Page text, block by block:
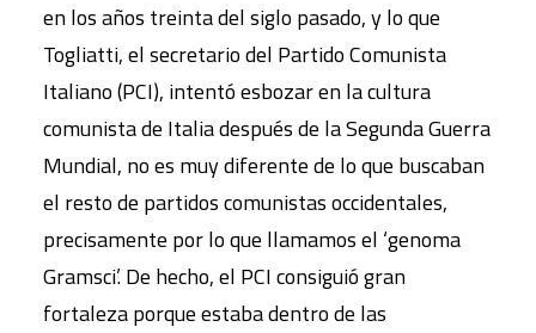
en los años treinta del siglo pasado, y lo que
Togliatti, el secretario del Partido Comunista
Italiano (PCI), intentó esbozar en la cultura
comunista de Italia después de la Segunda Guerra
Mundial, no es muy diferente de lo que buscaban
el resto de partidos comunistas occidentales,
precisamente por lo que llamamos el ‘genoma
Gramsci’. De hecho, el PCI consiguió gran
fortaleza porque estaba dentro de las